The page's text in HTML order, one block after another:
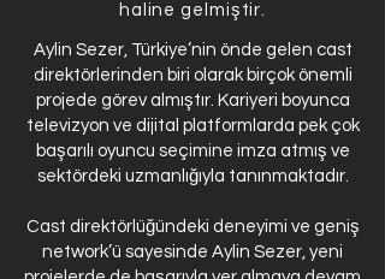
haline gelmiştir.
Aylin Sezer, Türkiye’nin önde gelen cast
direktörlerinden biri olarak birçok önemli
projede görev almıştır. Kariyeri boyunca
televizyon ve dijital platformlarda pek çok
başarılı oyuncu seçimine imza atmış ve
sektördeki uzmanlığıyla tanınmaktadır.
Cast direktörlüğündeki deneyimi ve geniş
network’ü sayesinde Aylin Sezer, yeni